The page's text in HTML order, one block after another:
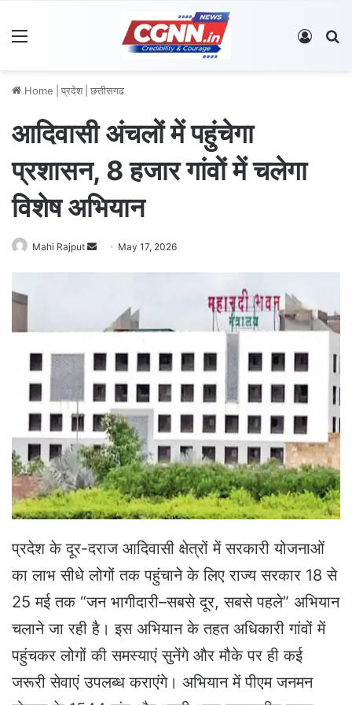
Log In
Home प्रदेश छत्तीसगढ
आदिवासी अंचलों में पहुंचेगा
प्रशासन, 8 हजार गांवों में चलेगा
विशेष अभियान
Mahi Rajput
e
a
i
l
May 17, 2026
प्रदेश के दूर-दराज आदिवासी क्षेत्रों में सरकारी योजनाओं
का लाभ सीधे लोगों तक पहुंचाने के लिए राज्य सरकार 18 से
25 मई तक “जन भागीदारी–सबसे दूर, सबसे पहले” अभियान
चलाने जा रही है। इस अभियान के तहत अधिकारी गांवों में
पहुंचकर लोगों की समस्याएं सुनेंगे और मौके पर ही कई
जरूरी सेवाएं उपलब्ध कराएंगे। अभियान में पीएम जनमन